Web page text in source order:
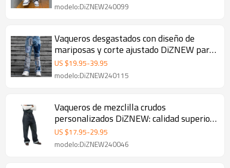
modelo:DiZNEW240099
Vaqueros desgastados con diseño de
mariposas y corte ajustado DiZNEW para
hombre
US $19.95-39.95
modelo:DiZNEW240115
Vaqueros de mezclilla crudos
personalizados DiZNEW: calidad superior
y estilo atemporal
US $17.95-29.95
modelo:DiZNEW240046